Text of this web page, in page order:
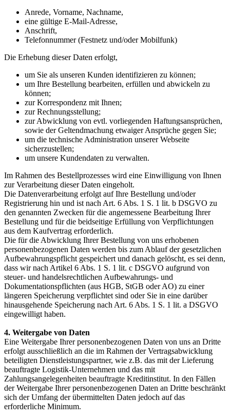
Anrede, Vorname, Nachname,
eine gültige E-Mail-Adresse,
Anschrift,
Telefonnummer (Festnetz und/oder Mobilfunk)
Die Erhebung dieser Daten erfolgt,
um Sie als unseren Kunden identifizieren zu können;
um Ihre Bestellung bearbeiten, erfüllen und abwickeln zu
können;
zur Korrespondenz mit Ihnen;
zur Rechnungsstellung;
zur Abwicklung von evtl. vorliegenden Haftungsansprüchen,
sowie der Geltendmachung etwaiger Ansprüche gegen Sie;
um die technische Administration unserer Webseite
sicherzustellen;
um unsere Kundendaten zu verwalten.
Im Rahmen des Bestellprozesses wird eine Einwilligung von Ihnen
zur Verarbeitung dieser Daten eingeholt.
Die Datenverarbeitung erfolgt auf Ihre Bestellung und/oder
Registrierung hin und ist nach Art. 6 Abs. 1 S. 1 lit. b DSGVO zu
den genannten Zwecken für die angemessene Bearbeitung Ihrer
Bestellung und für die beidseitige Erfüllung von Verpflichtungen
aus dem Kaufvertrag erforderlich.
Die für die Abwicklung Ihrer Bestellung von uns erhobenen
personenbezogenen Daten werden bis zum Ablauf der gesetzlichen
Aufbewahrungspflicht gespeichert und danach gelöscht, es sei denn,
dass wir nach Artikel 6 Abs. 1 S. 1 lit. c DSGVO aufgrund von
steuer- und handelsrechtlichen Aufbewahrungs- und
Dokumentationspflichten (aus HGB, StGB oder AO) zu einer
längeren Speicherung verpflichtet sind oder Sie in eine darüber
hinausgehende Speicherung nach Art. 6 Abs. 1 S. 1 lit. a DSGVO
eingewilligt haben.
4. Weitergabe von Daten
Eine Weitergabe Ihrer personenbezogenen Daten von uns an Dritte
erfolgt ausschließlich an die im Rahmen der Vertragsabwicklung
beteiligten Dienstleistungspartner, wie z.B. das mit der Lieferung
beauftragte Logistik-Unternehmen und das mit
Zahlungsangelegenheiten beauftragte Kreditinstitut. In den Fällen
der Weitergabe Ihrer personenbezogenen Daten an Dritte beschränkt
sich der Umfang der übermittelten Daten jedoch auf das
erforderliche Minimum.